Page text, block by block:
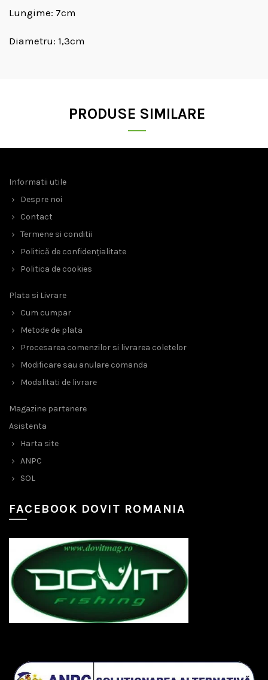
Lungime: 7cm
Diametru: 1,3cm
PRODUSE SIMILARE
Informatii utile
Despre noi
Contact
Termene si conditii
Politică de confidențialitate
Politica de cookies
Plata si Livrare
Cum cumpar
Metode de plata
Procesarea comenzilor si livrarea coletelor
Modificare sau anulare comanda
Modalitati de livrare
Magazine partenere
Asistenta
Harta site
ANPC
SOL
FACEBOOK DOVIT ROMANIA